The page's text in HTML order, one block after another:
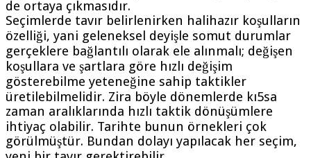
de ortaya çıkmasıdır.
Seçimlerde tavır belirlenirken halihazır koşulların
özelliği, yani geleneksel deyişle somut durumlar
gerçeklere bağlantılı olarak ele alınmalı; değişen
koşullara ve şartlara göre hızlı değişim
gösterebilme yeteneğine sahip taktikler
üretilebilmelidir. Zira böyle dönemlerde kı5sa
zaman aralıklarında hızlı taktik dönüşümlere
ihtiyaç olabilir. Tarihte bunun örnekleri çok
görülmüştür. Bundan dolayı yapılacak her seçim,